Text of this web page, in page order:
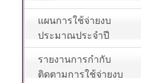
แผนการใช้จ่ายงบ
ประมาณประจำปี
รายงานการกำกับ
ติดตามการใช้จ่ายงบ